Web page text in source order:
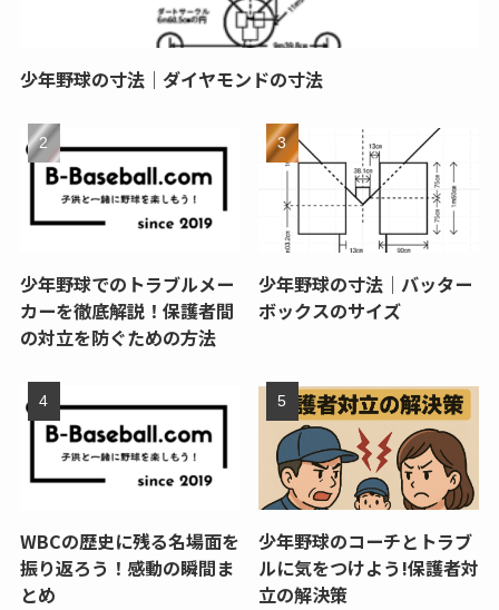
少年野球の寸法｜ダイヤモンドの寸法
少年野球でのトラブルメー
カーを徹底解説！保護者間
の対立を防ぐための方法
少年野球の寸法｜バッター
ボックスのサイズ
WBCの歴史に残る名場面を
振り返ろう！感動の瞬間ま
とめ
少年野球のコーチとトラブ
ルに気をつけよう!保護者対
立の解決策